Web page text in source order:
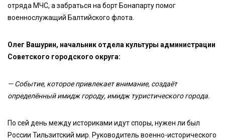
отряда МЧС, а забраться на борт Бонапарту помог
военнослужащий Балтийского флота.
Олег Вашурин, начальник отдела культуры администрации
Советского городского округа:
— Событие, которое привлекает внимание, создаёт
определённый имидж городу, имидж туристического города.
По сей день между историками идут споры, нужен ли был
России Тильзитский мир. Руководитель военно-исторического